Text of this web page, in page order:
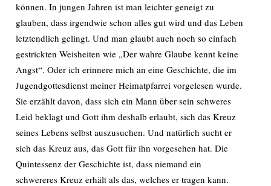
können. In jungen Jahren ist man leichter geneigt zu
glauben, dass irgendwie schon alles gut wird und das Leben
letztendlich gelingt. Und man glaubt auch noch so einfach
gestrickten Weisheiten wie „Der wahre Glaube kennt keine
Angst“. Oder ich erinnere mich an eine Geschichte, die im
Jugendgottesdienst meiner Heimatpfarrei vorgelesen wurde.
Sie erzählt davon, dass sich ein Mann über sein schweres
Leid beklagt und Gott ihm deshalb erlaubt, sich das Kreuz
seines Lebens selbst auszusuchen. Und natürlich sucht er
sich das Kreuz aus, das Gott für ihn vorgesehen hat. Die
Quintessenz der Geschichte ist, dass niemand ein
schwereres Kreuz erhält als das, welches er tragen kann.